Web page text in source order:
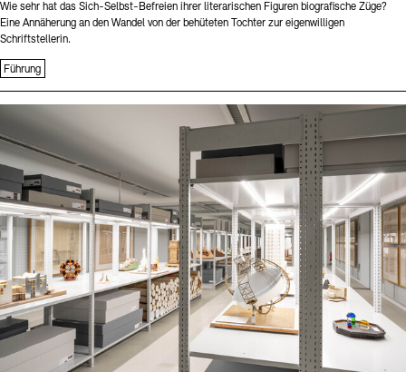
Wie sehr hat das Sich-Selbst-Befreien ihrer literarischen Figuren biografische Züge?
Eine Annäherung an den Wandel von der behüteten Tochter zur eigenwilligen
Schriftstellerin.
Führung